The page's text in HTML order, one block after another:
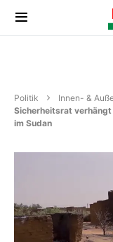
Politik Innen- &
Sicherheitsrat verhängt
im Sudan